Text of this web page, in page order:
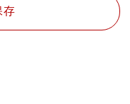
存